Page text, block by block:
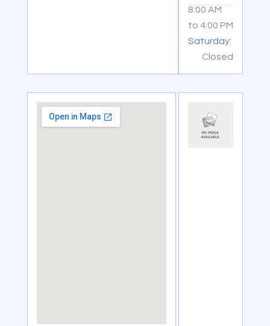
8:00 AM
to 4:00 PM
Saturday:
Closed